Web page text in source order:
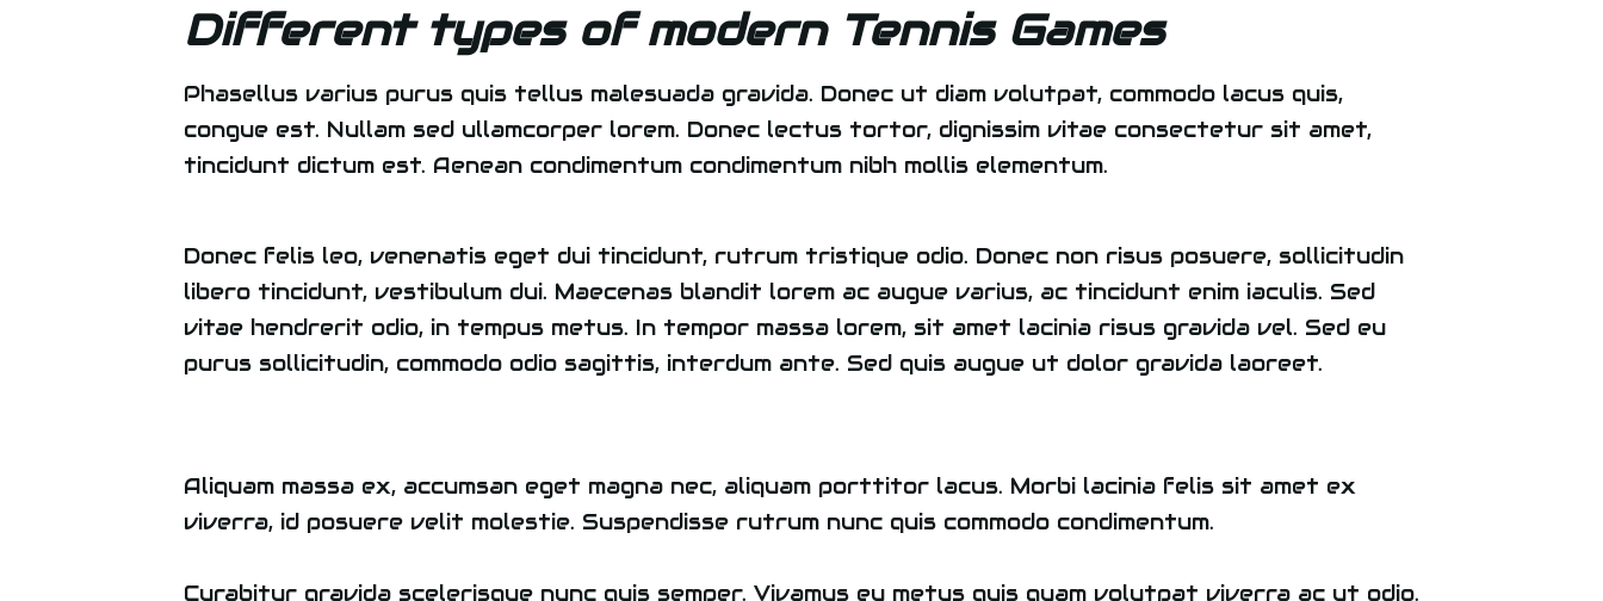
Different types of modern Tennis Games
Phasellus varius purus quis tellus malesuada gravida. Donec ut diam volutpat, commodo lacus quis,
congue est. Nullam sed ullamcorper lorem. Donec lectus tortor, dignissim vitae consectetur sit amet,
tincidunt dictum est. Aenean condimentum condimentum nibh mollis elementum.
Donec felis leo, venenatis eget dui tincidunt, rutrum tristique odio. Donec non risus posuere, sollicitudin
libero tincidunt, vestibulum dui. Maecenas blandit lorem ac augue varius, ac tincidunt enim iaculis. Sed
vitae hendrerit odio, in tempus metus. In tempor massa lorem, sit amet lacinia risus gravida vel. Sed eu
purus sollicitudin, commodo odio sagittis, interdum ante. Sed quis augue ut dolor gravida laoreet.
Aliquam massa ex, accumsan eget magna nec, aliquam porttitor lacus. Morbi lacinia felis sit amet ex
viverra, id posuere velit molestie. Suspendisse rutrum nunc quis commodo condimentum.
Curabitur gravida scelerisque nunc quis semper. Vivamus eu metus quis quam volutpat viverra ac ut odio.